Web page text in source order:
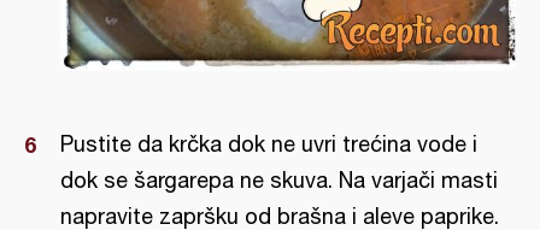
Pustite da krčka dok ne uvri trećina vode i
dok se šargarepa ne skuva. Na varjači masti
napravite zapršku od brašna i aleve paprike.